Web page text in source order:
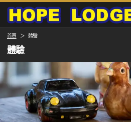
首頁 體驗
體驗